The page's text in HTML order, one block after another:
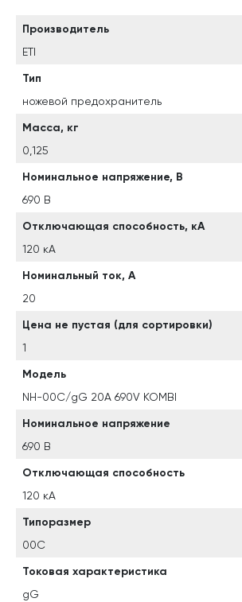
Производитель
ETI
Тип
ножевой предохранитель
Масса, кг
0,125
Номинальное напряжение, В
690 В
Отключающая способность, кА
120 кА
Номинальный ток, А
20
Цена не пустая (для сортировки)
1
Модель
NH-00C/gG 20A 690V KOMBI
Номинальное напряжение
690 В
Отключающая способность
120 кА
Типоразмер
00C
Токовая характеристика
gG